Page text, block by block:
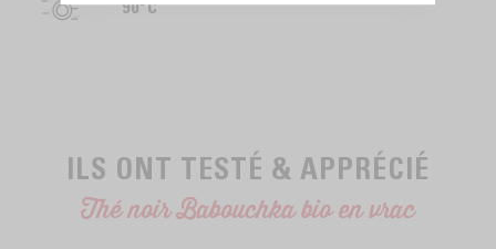
90°C
ILS ONT TESTÉ & APPRÉCIÉ
Thé noir Babouchka bio en vrac